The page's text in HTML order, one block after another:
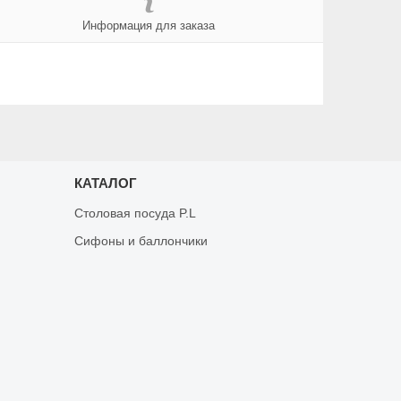
Информация для заказа
КАТАЛОГ
Столовая посуда P.L
Сифоны и баллончики